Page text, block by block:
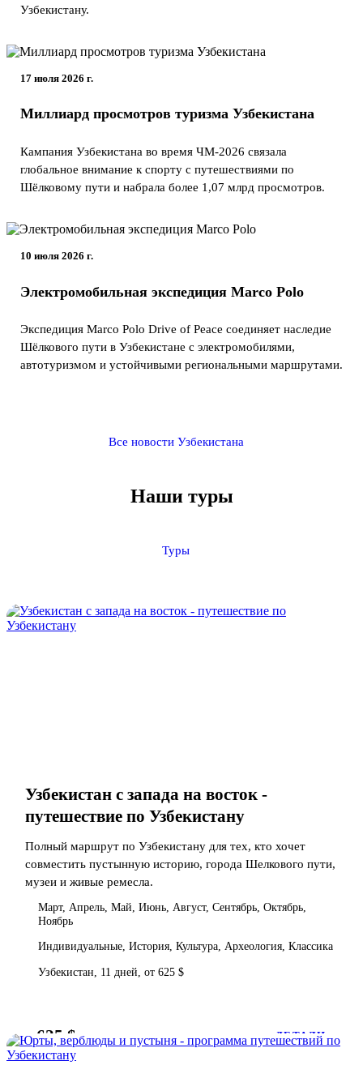
Узбекистану.
17 июля 2026 г.
Миллиард просмотров туризма Узбекистана
Кампания Узбекистана во время ЧМ-2026 связала
глобальное внимание к спорту с путешествиями по
Шёлковому пути и набрала более 1,07 млрд просмотров.
10 июля 2026 г.
Электромобильная экспедиция Marco Polo
Экспедиция Marco Polo Drive of Peace соединяет наследие
Шёлкового пути в Узбекистане с электромобилями,
автотуризмом и устойчивыми региональными маршрутами.
Все новости Узбекистана
Наши туры
Туры
Узбекистан с запада на восток -
путешествие по Узбекистану
Полный маршрут по Узбекистану для тех, кто хочет
совместить пустынную историю, города Шелкового пути,
музеи и живые ремесла.
Март, Апрель, Май, Июнь, Август, Сентябрь, Октябрь,
Ноябрь
Индивидуальные, История, Культура, Археология, Классика
Узбекистан, 11 дней, от 625 $
от625 $ ДЕТАЛИ